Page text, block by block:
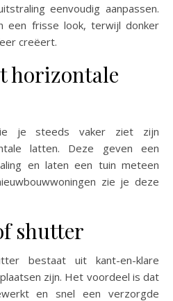
eenvoudig aanpassen.
een frisse look, terwijl donker
creëert.
horizontale
je steeds vaker ziet zijn
latten. Deze geven een
en laten een tuin meteen
zie je deze
shutter
bestaat uit kant-en-klare
zijn. Het voordeel is dat
en snel een verzorgde